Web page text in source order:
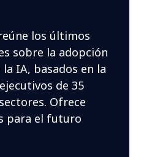
los últimos
sobre la adopción
IA, basados en la
de 35
Ofrece
para el futuro